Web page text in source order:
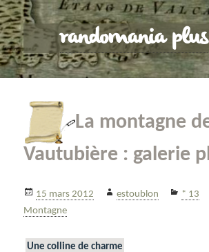
randomania plus
La montagne
Vautubière : galerie
Publié
le
15 mars 2012 Auteur
estoublon * 13
Montagne
Une colline de charme